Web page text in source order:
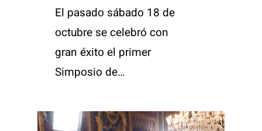
El pasado sábado 18 de
octubre se celebró con
gran éxito el primer
Simposio de…